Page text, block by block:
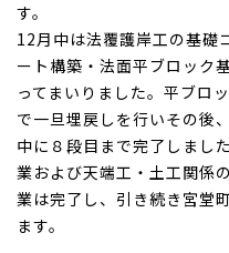
12月中は法覆護岸工の基礎
ート構築・法面平ブロック
ってまいりました。平ブロ
で一旦埋戻しを行いその後
中に８段目まで完了しまし
業および天端工・土工関係
業は完了し、引き続き宮堂
ます。